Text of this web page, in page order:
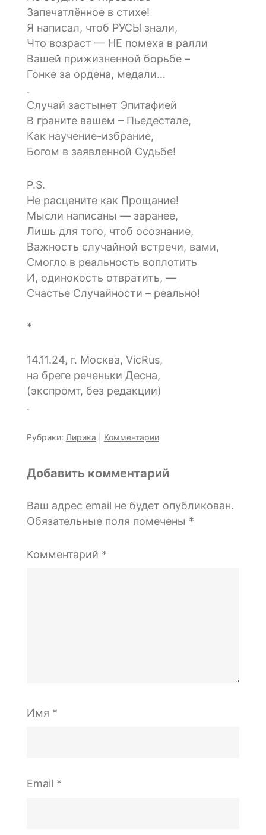
Запечатлённое в стихе!
Я написал, чтоб РУСЫ знали,
Что возраст — НЕ помеха в ралли
Вашей прижизненной борьбе –
Гонке за ордена, медали…
.
Случай застынет Эпитафией
В граните вашем – Пьедестале,
Как научение-избрание,
Богом в заявленной Судьбе!
P.S.
Не расцените как Прощание!
Мысли написаны — заранее,
Лишь для того, чтоб осознание,
Важность случайной встречи, вами,
Смогло в реальность воплотить
И, одинокость отвратить, —
Счастье Случайности – реально!
*
14.11.24, г. Москва, VicRus,
на бреге реченьки Десна,
(экспромт, без редакции)
.
Рубрики: Лирика Комментарии
Добавить комментарий
Ваш адрес email не будет опубликован.
Обязательные поля помечены *
Комментарий *
Имя *
Email *